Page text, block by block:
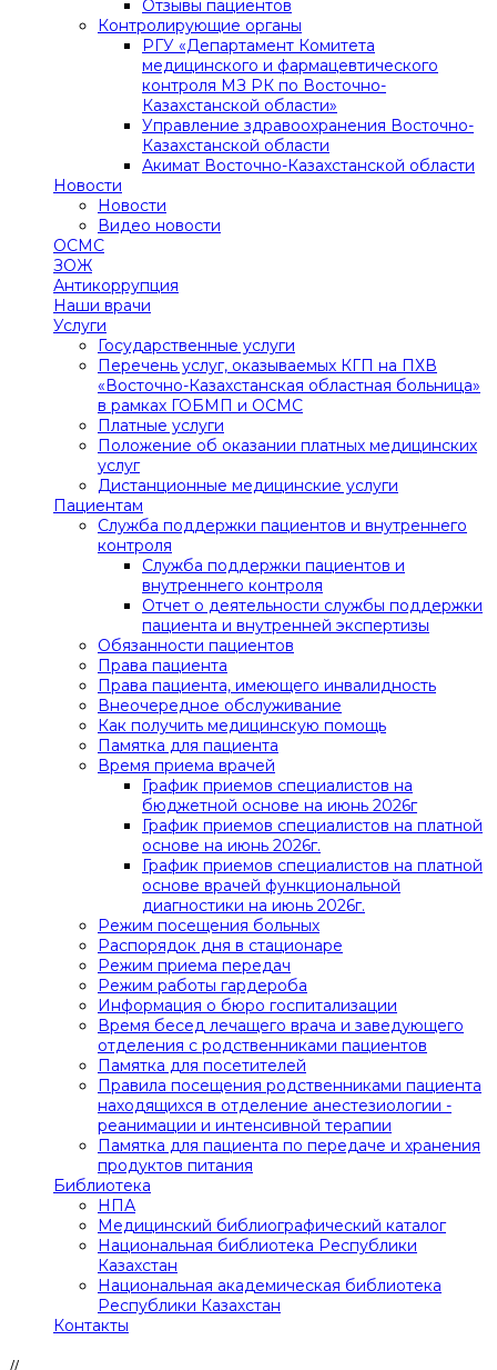
Отзывы пациентов
Контролирующие органы
РГУ «Департамент Комитета
медицинского и фармацевтического
контроля МЗ РК по Восточно-
Казахстанской области»
Управление здравоохранения Восточно-
Казахстанской области
Акимат Восточно-Казахстанской области
Новости
Новости
Видео новости
ОСМС
ЗОЖ
Антикоррупция
Наши врачи
Услуги
Государственные услуги
Перечень услуг, оказываемых КГП на ПХВ
«Восточно-Казахстанская областная больница»
в рамках ГОБМП и ОСМС
Платные услуги
Положение об оказании платных медицинских
услуг
Дистанционные медицинские услуги
Пациентам
Служба поддержки пациентов и внутреннего
контроля
Служба поддержки пациентов и
внутреннего контроля
Отчет о деятельности службы поддержки
пациента и внутренней экспертизы
Обязанности пациентов
Права пациента
Права пациента, имеющего инвалидность
Внеочередное обслуживание
Как получить медицинскую помощь
Памятка для пациента
Время приема врачей
График приемов специалистов на
бюджетной основе на июнь 2026г
График приемов специалистов на платной
основе на июнь 2026г.
График приемов специалистов на платной
основе врачей функциональной
диагностики на июнь 2026г.
Режим посещения больных
Распорядок дня в стационаре
Режим приема передач
Режим работы гардероба
Информация о бюро госпитализации
Время бесед лечащего врача и заведующего
отделения с родственниками пациентов
Памятка для посетителей
Правила посещения родственниками пациента
находящихся в отделение анестезиологии -
реанимации и интенсивной терапии
Памятка для пациента по передаче и хранения
продуктов питания
Библиотека
НПА
Медицинский библиографический каталог
Национальная библиотека Республики
Казахстан
Национальная академическая библиотека
Республики Казахстан
Контакты